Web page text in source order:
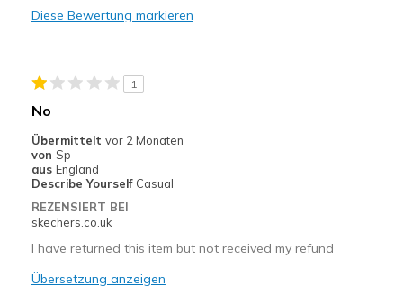
Bassa stabilità
Si consumano rapidamente
Larghezza
Taglie
La taglia piena è troppo grande
Diese Bewertung markieren
1
No
Übermittelt vor 2 Monaten
von Sp
aus England
Describe Yourself Casual
REZENSIERT BEI
skechers.co.uk
I have returned this item but not received my refund
Übersetzung anzeigen